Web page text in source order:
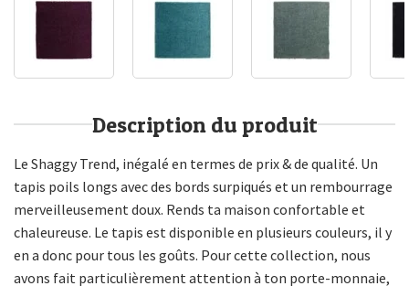
Description du produit
Le Shaggy Trend, inégalé en termes de prix & de qualité. Un
tapis poils longs avec des bords surpiqués et un rembourrage
merveilleusement doux. Rends ta maison confortable et
chaleureuse. Le tapis est disponible en plusieurs couleurs, il y
en a donc pour tous les goûts. Pour cette collection, nous
avons fait particulièrement attention à ton porte-monnaie,